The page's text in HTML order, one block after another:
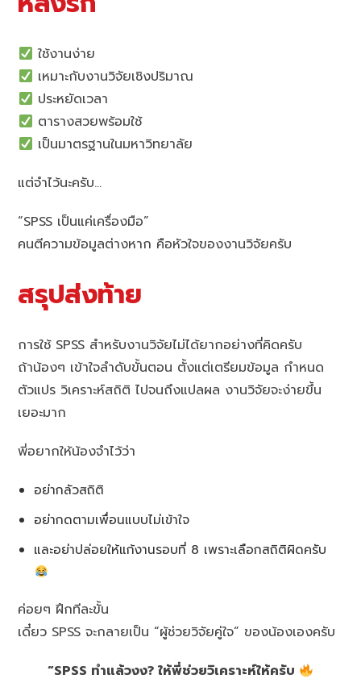
ใช้งานง่าย
เหมาะกับงานวิจัยเชิงปริมาณ
ประหยัดเวลา
ตารางสวยพร้อมใช้
เป็นมาตรฐานในมหาวิทยาลัย
แต่จำไว้นะครับ…
“SPSS เป็นแค่เครื่องมือ”
คนตีความข้อมูลต่างหาก คือหัวใจของงานวิจัยครับ
สรุปส่งท้าย
การใช้ SPSS สำหรับงานวิจัยไม่ได้ยากอย่างที่คิดครับ
ถ้าน้องๆ เข้าใจลำดับขั้นตอน ตั้งแต่เตรียมข้อมูล กำหนด
ตัวแปร วิเคราะห์สถิติ ไปจนถึงแปลผล งานวิจัยจะง่ายขึ้น
เยอะมาก
พี่อยากให้น้องจำไว้ว่า
อย่ากลัวสถิติ
อย่ากดตามเพื่อนแบบไม่เข้าใจ
และอย่าปล่อยให้แก้งานรอบที่ 8 เพราะเลือกสถิติผิดครับ
ค่อยๆ ฝึกทีละขั้น
เดี๋ยว SPSS จะกลายเป็น “ผู้ช่วยวิจัยคู่ใจ” ของน้องเองครับ
“SPSS ทำแล้วงง? ให้พี่ช่วยวิเคราะห์ให้ครับ